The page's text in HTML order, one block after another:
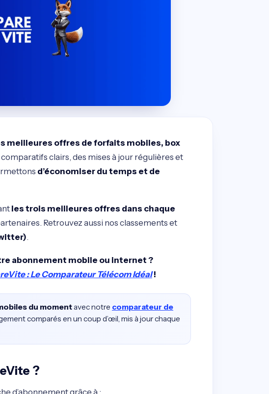
meilleures offres de forfaits mobiles, box
clairs, des mises à jour régulières et
d’économiser du temps et de
les trois meilleures offres dans chaque
Retrouvez aussi nos classements et
.
abonnement mobile ou internet ?
: Le Comparateur Télécom Idéal!
du momentavec notre comparateur de
comparés en un coup d’œil, mis à jour chaque
?